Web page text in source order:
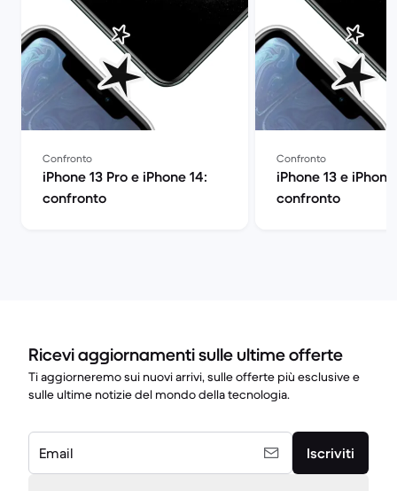
Confronto
iPhone 13 Pro e iPhone 14:
confronto
Confronto
iPhone 13 e
confronto
Ricevi aggiornamenti sulle ultime offerte
Ti aggiorneremo sui nuovi arrivi, sulle offerte più esclusive e
sulle ultime notizie del mondo della tecnologia.
Email Iscriviti